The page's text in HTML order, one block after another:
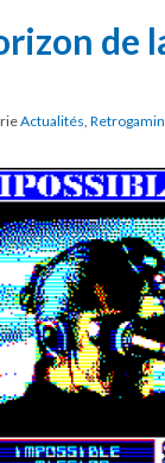
de
Actualités,